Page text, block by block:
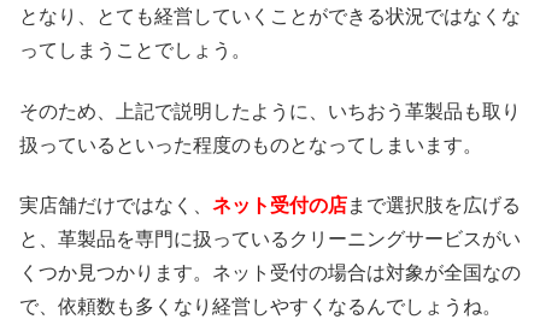
となり、とても経営していくことができる状況ではなくな
ってしまうことでしょう。
そのため、上記で説明したように、いちおう革製品も取り
扱っているといった程度のものとなってしまいます。
実店舗だけではなく、 ネット受付の店まで選択肢を広げる
と、革製品を専門に扱っているクリーニングサービスがい
くつか見つかります。ネット受付の場合は対象が全国なの
で、依頼数も多くなり経営しやすくなるんでしょうね。